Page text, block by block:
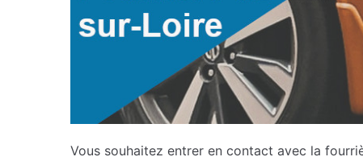
Vous souhaitez entrer en contact avec la